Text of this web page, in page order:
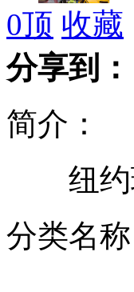
伦敦出租司机集
四川卧龙发现野
0顶 收藏
分享到：
简介：
纽约球
分类名称